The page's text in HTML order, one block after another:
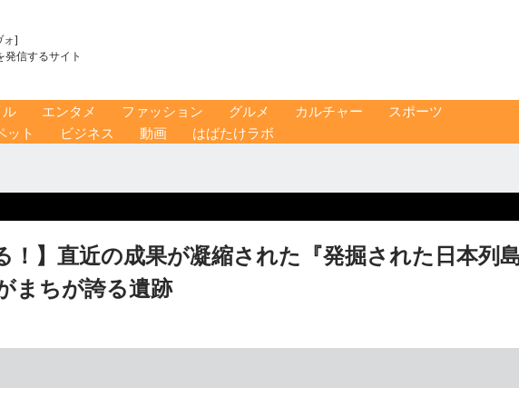
ォ]
発信するサイト
ル エンタメ ファッション グルメ カルチャー
スポーツ
ット ビジネス 動画 はばたけラボ
！】直近の成果が凝縮された『発掘された日本列
まちが誇る遺跡